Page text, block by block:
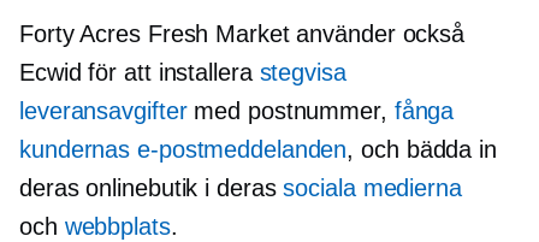
Forty Acres Fresh Market använder också
Ecwid för att installera stegvisa
leveransavgiftermed postnummer, fånga
kundernas e-postmeddelanden, och bädda in
deras onlinebutik i derassociala medierna
och webbplats.